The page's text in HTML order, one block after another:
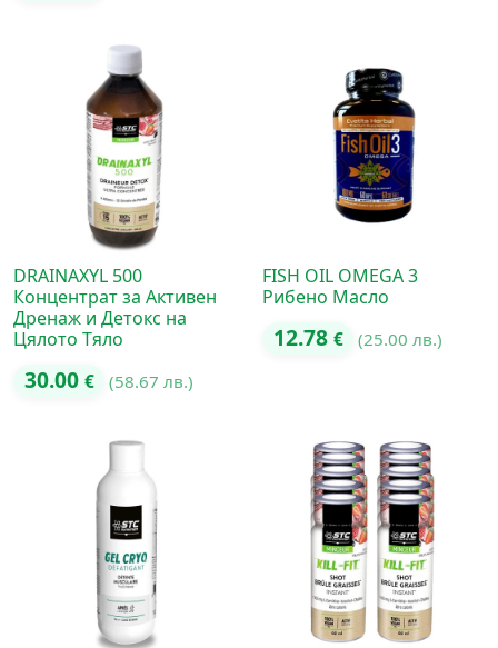
DRAINAXYL 500
Концентрат за Активен
Дренаж и Детокс на
Цялото Тяло
30.00 € (58.67 лв.)
FISH OIL OMEGA 3
Рибено Масло
12.78 € (25.00 лв.)